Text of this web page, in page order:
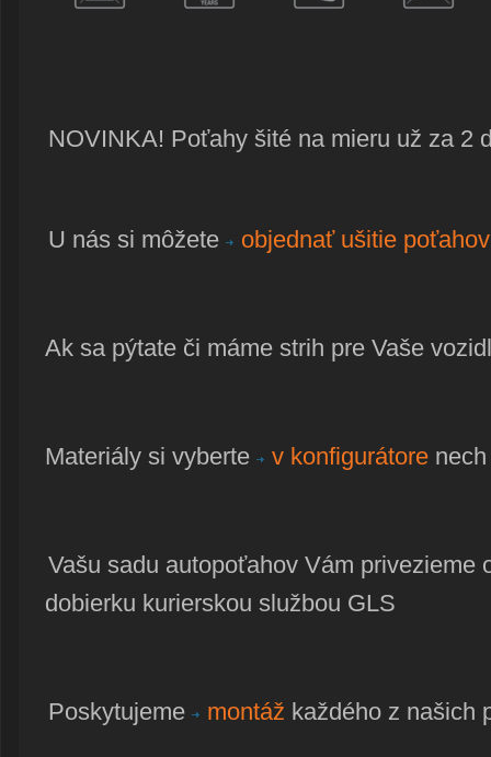
NOVINKA! Poťahy šité na mieru už za 2
U nás si môžete objednať ušitie poťahov
Ak sa pýtate či máme strih pre Vaše
Materiály si vyberte v konfigurátore
Vašu sadu autopoťahov Vám privezieme
dobierku kurierskou službou GLS
Poskytujeme montáž každého z našich